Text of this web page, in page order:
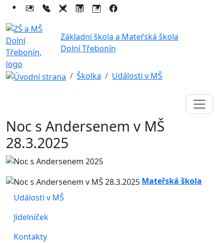
Základní škola a Mateřská škola
Dolní Třebonín
Školka Události v MŠ
Noc s Andersenem v MŠ
28.3.2025
Mateřská škola
Události v MŠ
Jídelníček
Kontakty